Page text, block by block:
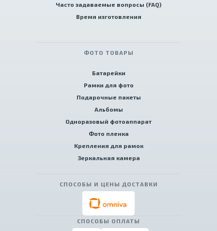
Часто задаваемые вопросы (FAQ)
Время изготовления
ФОТО ТОВАРЫ
Батарейки
Рамки для фото
Подарочные пакеты
Альбомы
Одноразовый фотоаппарат
Фото пленка
Крепления для рамок
Зеркальная камера
СПОСОБЫ И ЦЕНЫ ДОСТАВКИ
СПОСОБЫ ОПЛАТЫ